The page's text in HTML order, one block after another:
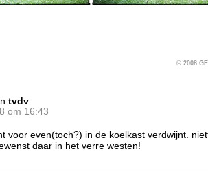
© 2008
tvdv
om 16:43
voor even(toch?) in de koelkast verdwijnt.
daar in het verre westen!